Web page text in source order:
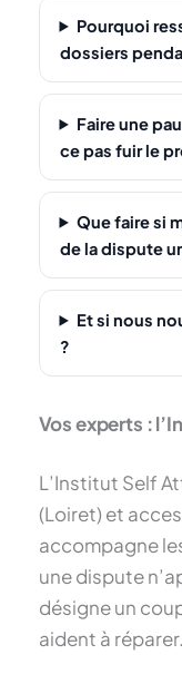
Pourquoi
dossiers
Faire une
ce pas fuir le
Que faire si
de la dispute
Et si nous
?
Vos experts :
L’Institut Self
(Loiret) et
accompagne
une dispute
désigne un
aident à réparer.